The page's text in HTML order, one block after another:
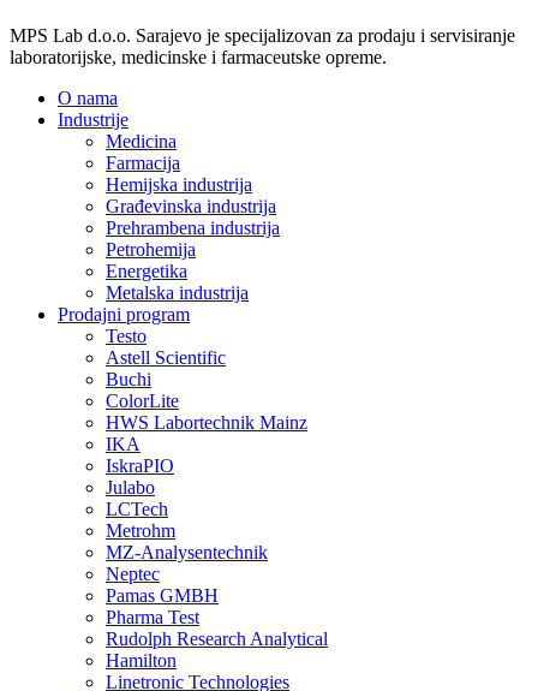
MPS Lab d.o.o. Sarajevo je specijalizovan za prodaju i servisiranje
laboratorijske, medicinske i farmaceutske opreme.
O nama
Industrije
Medicina
Farmacija
Hemijska industrija
Građevinska industrija
Prehrambena industrija
Petrohemija
Energetika
Metalska industrija
Prodajni program
Testo
Astell Scientific
Buchi
ColorLite
HWS Labortechnik Mainz
IKA
IskraPIO
Julabo
LCTech
Metrohm
MZ-Analysentechnik
Neptec
Pamas GMBH
Pharma Test
Rudolph Research Analytical
Hamilton
Linetronic Technologies